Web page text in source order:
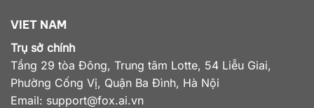
VIET NAM
Trụ sở chính
Tầng 29 tòa Đông, Trung tâm Lotte, 54 Liễu Giai,
Phường Cống Vị, Quận Ba Đình, Hà Nội
Email: support@fox.ai.vn